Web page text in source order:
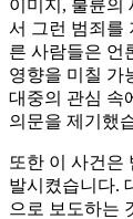
이미지, 불륜의
서 그런 범죄를
른 사람들은 언
영향을 미칠 가
대중의 관심 속
의문을 제기했
또한 이 사건은
발시켰습니다.
으로 보도하는